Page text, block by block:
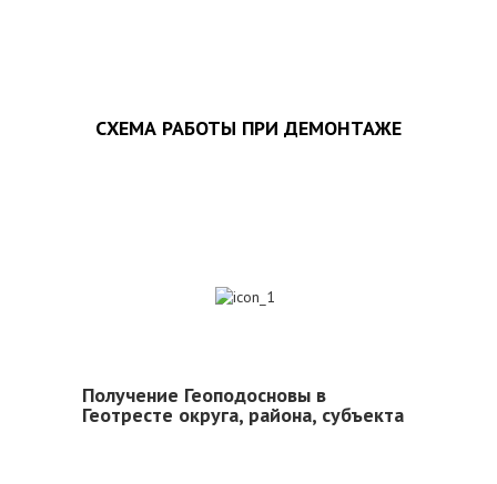
СХЕМА РАБОТЫ ПРИ ДЕМОНТАЖЕ
Получение Геоподосновы в
Геотресте округа, района, субъекта